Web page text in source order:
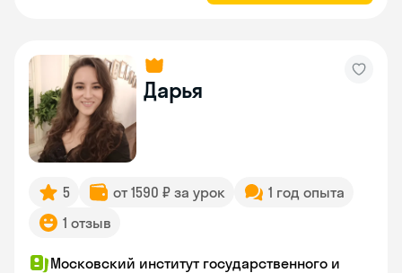
Дарья
5 от 1590 ₽ за урок
1 год опыта
1 отзыв
Московский институт государственного и